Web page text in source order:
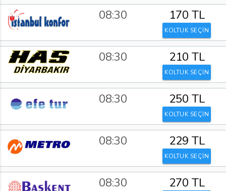
08:30 170 TL
KOLTUK SEÇİN
08:30 210 TL
KOLTUK SEÇİN
08:30 250 TL
KOLTUK SEÇİN
08:30 229 TL
KOLTUK SEÇİN
08:30 270 TL